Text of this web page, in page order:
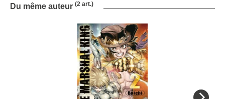
Du même auteur (2 art.)